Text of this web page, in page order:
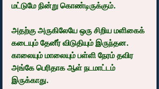
மட்டுமே நின்று கொண்டிருக்கும்.
அதற்கு அருகிலேயே ஒரு சிறிய மளிகைக்
கடையும் தேனீர் விடுதியும் இருந்தன.
காலையும் மாலையும் பள்ளி நேரம் தவிர
அங்கே பெரிதாக ஆள் நடமாட்டம்
இருக்காது.